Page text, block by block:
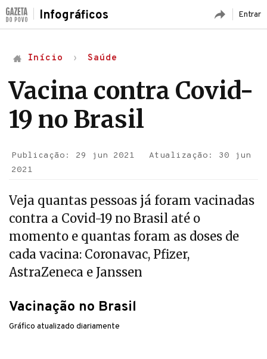
Entrar
Infográficos
Início Saúde
Vacina contra Covid-
19 no Brasil
Publicação: 29 jun 2021
Atualização: 30 jun
2021
Veja quantas pessoas já foram vacinadas
contra a Covid-19 no Brasil até o
momento e quantas foram as doses de
cada vacina: Coronavac, Pfizer,
AstraZeneca e Janssen
Vacinação no Brasil
Gráfico atualizado diariamente